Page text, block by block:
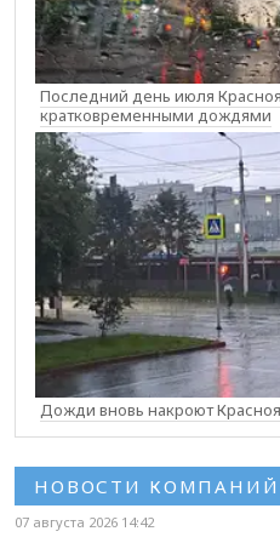
Последний день июля
кратковременными дождями
Дожди вновь накроют
НОВОСТИ КОМПАНИЙ
07 августа 2026 14:42